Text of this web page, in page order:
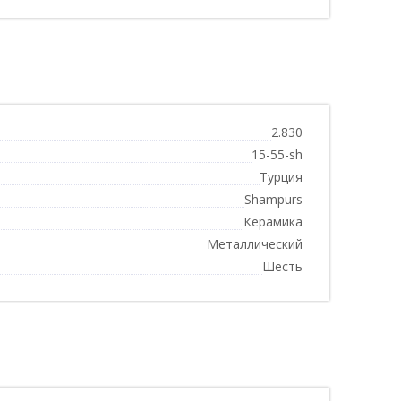
2.830
15-55-sh
Турция
Shampurs
Керамика
Металлический
Шесть